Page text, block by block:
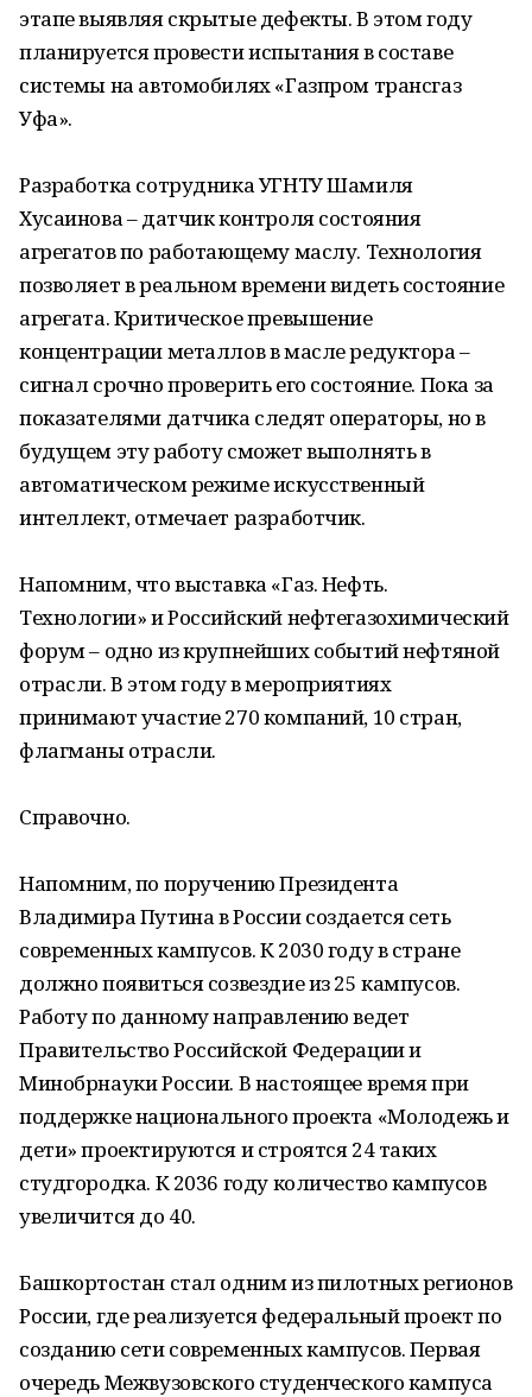
этапе выявляя скрытые дефекты. В этом году
планируется провести испытания в составе
системы на автомобилях «Газпром трансгаз
Уфа».
Разработка сотрудника УГНТУ Шамиля
Хусаинова – датчик контроля состояния
агрегатов по работающему маслу. Технология
позволяет в реальном времени видеть состояние
агрегата. Критическое превышение
концентрации металлов в масле редуктора –
сигнал срочно проверить его состояние. Пока за
показателями датчика следят операторы, но в
будущем эту работу сможет выполнять в
автоматическом режиме искусственный
интеллект, отмечает разработчик.
Напомним, что выставка «Газ. Нефть.
Технологии» и Российский нефтегазохимический
форум – одно из крупнейших событий нефтяной
отрасли. В этом году в мероприятиях
принимают участие 270 компаний, 10 стран,
флагманы отрасли.
Справочно.
Напомним, по поручению Президента
Владимира Путина в России создается сеть
современных кампусов. К 2030 году в стране
должно появиться созвездие из 25 кампусов.
Работу по данному направлению ведет
Правительство Российской Федерации и
Минобрнауки России. В настоящее время при
поддержке национального проекта «Молодежь и
дети» проектируются и строятся 24 таких
студгородка. К 2036 году количество кампусов
увеличится до 40.
Башкортостан стал одним из пилотных регионов
России, где реализуется федеральный проект по
созданию сети современных кампусов. Первая
очередь Межвузовского студенческого кампуса